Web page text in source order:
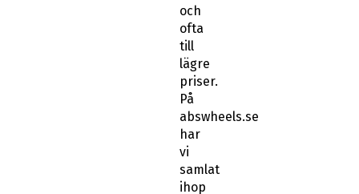
ofta
till
lägre
priser.
På
abswheels.se
har
vi
samlat
ihop
de